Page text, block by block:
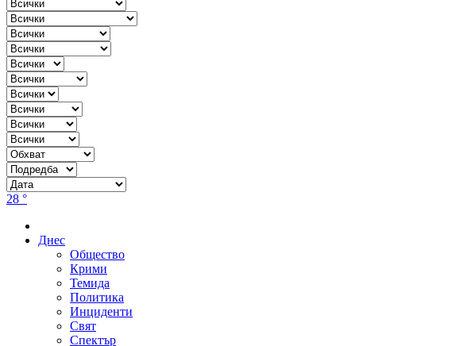
28 °
Днес
Общество
Крими
Темида
Политика
Инциденти
Свят
Спектър